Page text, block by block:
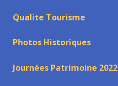
Qualite Tourisme
Photos Historiques
Journées Patrimoine 2022